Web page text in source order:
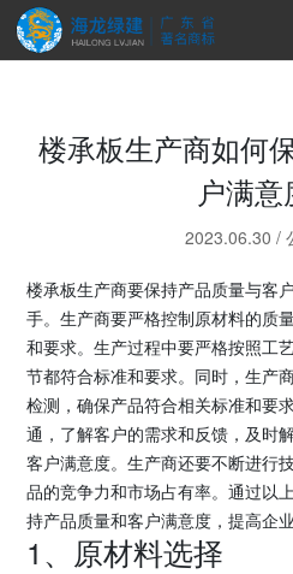
楼承板生产商如何
户满意
2023.06.30 /
楼承板生产商要保持产品质量与客
手。生产商要严格控制原材料的质
和要求。生产过程中要严格按照工
节都符合标准和要求。同时，生产
检测，确保产品符合相关标准和要
通，了解客户的需求和反馈，及时
客户满意度。生产商还要不断进行
品的竞争力和市场占有率。通过以
持产品质量和客户满意度，提高企
1、原材料选择